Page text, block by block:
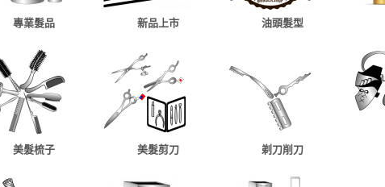
專業髮品 新品上市 油頭髮型
美髮梳子 美髮剪刀 剃刀削刀